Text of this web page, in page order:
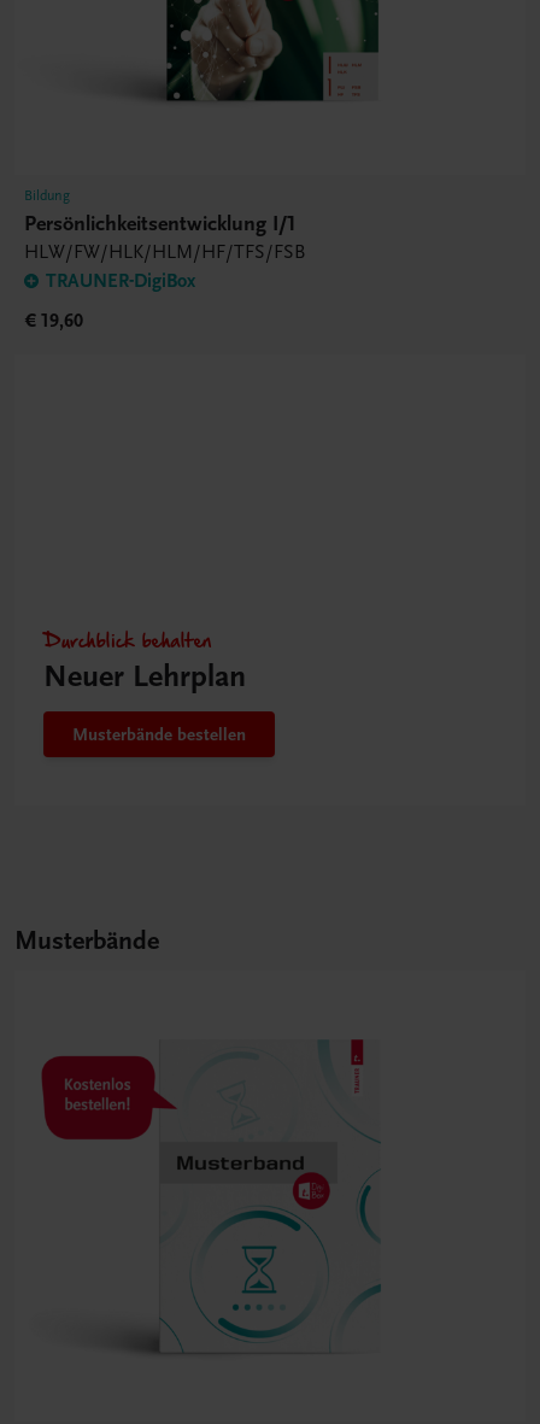
Bildung
Persönlichkeitsentwicklung I/1
HLW/FW/HLK/HLM/HF/TFS/FSB
TRAUNER-DigiBox
€ 19,60
Durchblick behalten
Neuer Lehrplan
Musterbände bestellen
Musterbände